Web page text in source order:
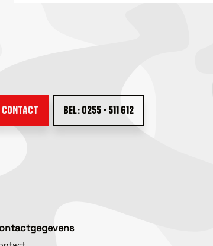
CONTACT BEL: 0255 - 511 612